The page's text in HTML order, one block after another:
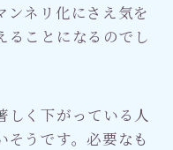
ンネリ化にさえ気を
ることになるのでし
しく下がっている人
そうです。必要なも